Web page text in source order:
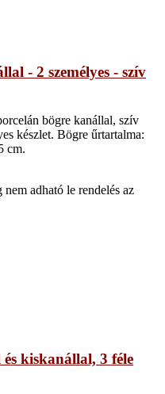
- 2 személyes - szív
bögre kanállal, szív
készlet. Bögre űrtartalma:
cm.
nem adható le rendelés az
kiskanállal, 3 féle